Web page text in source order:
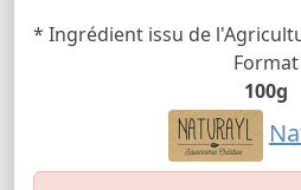
* Ingrédient issu de
Format
100g